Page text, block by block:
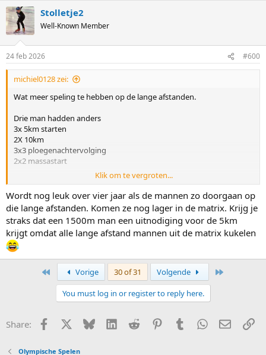
c
t
i
s
:
Stolletje2
Well-Known Member
24 feb 2026 #600
michiel0128 zei:
Wat meer speling te hebben op de lange afstanden.
Drie man hadden anders
3x 5km starten
2X 10km
3x3 ploegenachtervolging
2x2 massastart
Zes mannen
3X 500
3x1000
3x1500
Wat is er verloren gegaan met het meenemen van Bosker. Niet zo
veel denk ik.
Klik om te vergroten...
Wordt nog leuk over vier jaar als de mannen zo doorgaan op
die lange afstanden. Komen ze nog lager in de matrix. Krijg je
straks dat een 1500m man een uitnodiging voor de 5km
krijgt omdat alle lange afstand mannen uit de matrix kukelen
Vorige 30 of 31 Volgende
You must log in or register to reply here.
Share: Facebook Bluesky LinkedInReddit PinterestTumblrWhatsApp
E-mail
Olympische Spelen